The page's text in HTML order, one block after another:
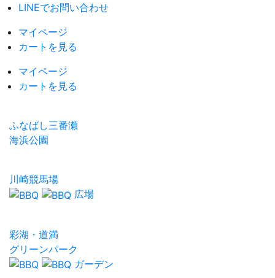
LINEでお問い合わせ
マイページ
カートを見る
マイページ
カートを見る
ふなばし三番瀬
海浜公園
川崎競馬場
広場
彩湖・道満
グリーンパーク
ガーデン